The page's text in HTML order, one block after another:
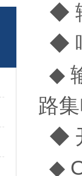
◆
◆
◆
路
◆
◆